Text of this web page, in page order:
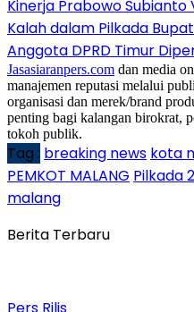
Kinerja Prabowo Subianto
Kalah dalam Pilkada
Anggota DPRD Timur
Jasasiaranpers.com dan media
manajemen reputasi melalui
organisasi dan merek/brand
penting bagi kalangan birokrat,
tokoh publik.
Tag : breaking news kota
PEMKOT MALANG Pilkada
malang
Berita Terbaru